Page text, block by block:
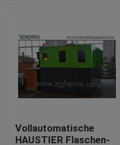
Company News
Kann Füllmaschinen
Bier-Füllmaschinen
Vollautomatische
HAUSTIER Flaschen-